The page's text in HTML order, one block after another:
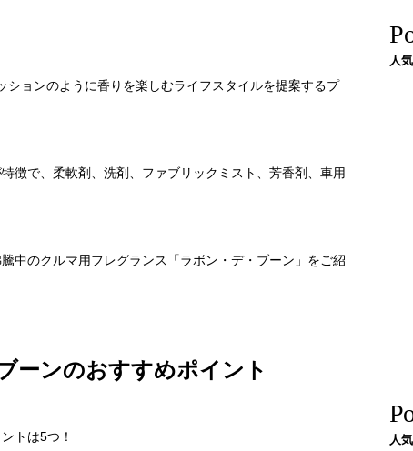
ションのように香りを楽しむライフスタイルを提案するプ
徴で、柔軟剤、洗剤、ファブリックミスト、芳香剤、車用
中のクルマ用フレグランス「ラボン・デ・ブーン」をご紹
ーンのおすすめポイント
トは5つ！
人
人